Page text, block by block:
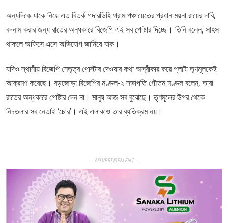
অন্যদিকে যাকে নিয়ে এত বিতর্ক গদারডিহি গ্রাম পঞ্চায়েতের প্রধান ময়না রায়ের দাবি,
বদনাম করার জন্য রাতের অন্ধকারে বিজেপি এই সব পোষ্টার দিচ্ছে। তিনি বলেন, সাহস
থাকলে অফিসে এসে অভিযোগ জানিয়ে যাক।
যদিও স্থানীয় বিজেপি নেতৃত্ব পোস্টার দেওয়ার কথা অস্বীকার করে প্লাটা তৃণমূলকেই
আক্রমণ করেছে। বড়জোড়া বিজেপির মণ্ডল-২ সভাপতি গৌতম মণ্ডল বলেন, তারা
রাতের অন্ধকারে পোষ্টার দেন না। মানুষ আজ সব বুঝেছে। তৃণমূলের উপর থেকে
নিচতলার সব নেতাই ‘চোর’। এই এলাকাও তার ব্যতিক্রম নয়।
— ADVERTISEMENT —